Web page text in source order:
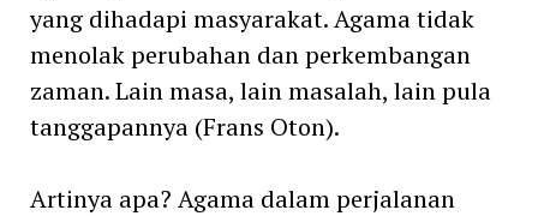
yang dihadapi masyarakat. Agama tidak
menolak perubahan dan perkembangan
zaman. Lain masa, lain masalah, lain pula
tanggapannya (Frans Oton).
Artinya apa? Agama dalam perjalanan